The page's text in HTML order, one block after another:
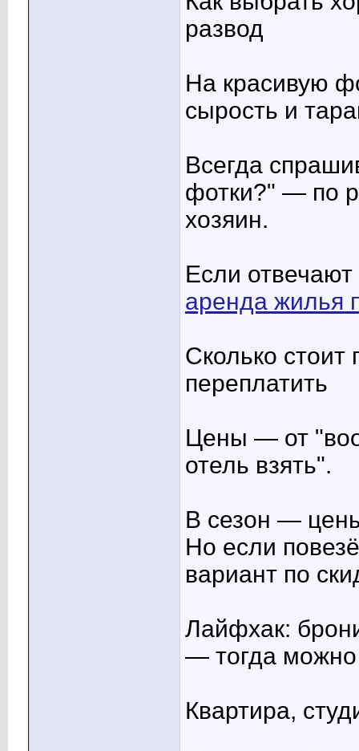
развод
На красивую
сырость и
Всегда
фотки?" — по
хозяин.
Если
аренда жилья
Сколько стоит
переплатить
Цены — от
отель взять".
В сезон —
Но если
вариант по
Лайфхак:
— тогда можно
Квартира,